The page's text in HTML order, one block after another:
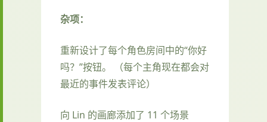
杂项：
重新设计了每个角色房间中的“你好
吗？”按钮。 （每个主角现在都会对
最近的事件发表评论）
向 Lin 的画廊添加了 11 个场景